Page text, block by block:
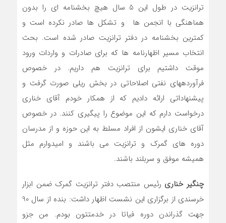
ترانزیت در طول این 5 سال هیچ بخشنامه ای را بدون
هماهنگی با انجمن ها و تشکل ها صادر نکرده است و
کمترین بخشنامه در دفتر ترانزیت صادر شده است. بحث
انتخاب مسیر اظهارنامه ها که برای صادرات و واردات ورود
موقت داشتیم برای ترانزیت هم داریم. در خصوص
فرآوردههای نفتی اصلاحاتی در بخش ریلی صورت گرفت و
پیشنهاداتی ارائه دادیم که از همکار خودم آقای خناری
درخواست دارم که این موضوع را پیگیری کنند. در خصوص
آقای خناری ایشون از افراد مسلط به این حوزه و از مدرسان
دوره های گمرک و ترانزیت می باشند و امیدوارم مثل
همیشه موفق و سربلند باشند.
چنگیر خناری رئیس منتصب دفتر ترانزیت گمرک ضمن ابزار
خرسندی از برگزاری این نشست اظهار داشت: بنده از سال 90
جهت گذراندن دوره فیاتا در خدمتتون بودم. من جزو